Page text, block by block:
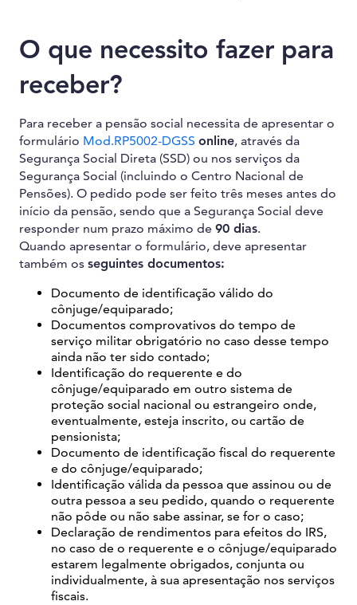
O que necessito fazer para
receber?
Para receber a pensão social necessita de apresentar o
formulário Mod.RP5002-DGSS online, através da
Segurança Social Direta (SSD) ou nos serviços da
Segurança Social (incluindo o Centro Nacional de
Pensões). O pedido pode ser feito três meses antes do
início da pensão, sendo que a Segurança Social deve
responder num prazo máximo de 90 dias.
Quando apresentar o formulário, deve apresentar
também os seguintes documentos:
Documento de identificação válido do
cônjuge/equiparado;
Documentos comprovativos do tempo de
serviço militar obrigatório no caso desse tempo
ainda não ter sido contado;
Identificação do requerente e do
cônjuge/equiparado em outro sistema de
proteção social nacional ou estrangeiro onde,
eventualmente, esteja inscrito, ou cartão de
pensionista;
Documento de identificação fiscal do requerente
e do cônjuge/equiparado;
Identificação válida da pessoa que assinou ou de
outra pessoa a seu pedido, quando o requerente
não pôde ou não sabe assinar, se for o caso;
Declaração de rendimentos para efeitos do IRS,
no caso de o requerente e o cônjuge/equiparado
estarem legalmente obrigados, conjunta ou
individualmente, à sua apresentação nos serviços
fiscais.